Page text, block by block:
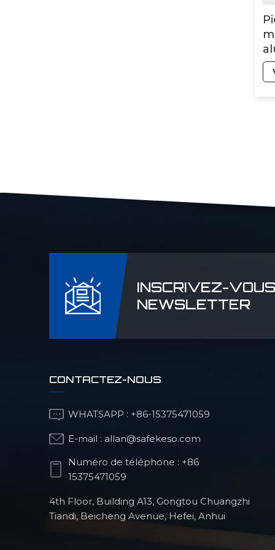
INSCRIVEZ-
NEWSLETTER
CONTACTEZ-NOUS
WHATSAPP : +86-15375471059
E-mail : allan@safekeso.com
Numéro de téléphone : +86
15375471059
4th Floor, Building A13, Gongtou Chuangzhi
Tiandi, Beicheng Avenue, Hefei, Anhui